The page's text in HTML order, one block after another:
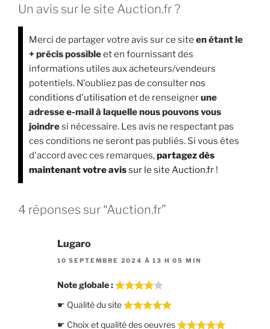
Un avis sur le site Auction.fr ?
Merci de partager votre avis sur ce site en étant le
+ précis possibleet en fournissant des
informations utiles aux acheteurs/vendeurs
potentiels. N'oubliez pas de consulter nos
conditions d'utilisation et de renseignerune
adresse e-mail à laquelle nous pouvons vous
joindresi nécessaire. Les avis ne respectant pas
ces conditions ne seront pas publiés. Si vous êtes
d'accord avec ces remarques,partagez dès
maintenant votre avissur le site Auction.fr !
4 réponses sur “Auction.fr”
Lugaro
10 SEPTEMBRE 2024 À 13 H 05 MIN
Note globale :
☛ Qualité du site
☛ Choix et qualité des oeuvres